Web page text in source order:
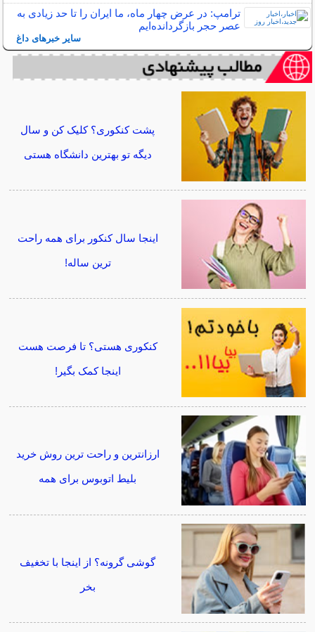
ترامپ: در عرض چهار ماه، ما ایران را تا حد زیادی به
عصر حجر بازگردانده‌ایم
سایر خبرهای داغ
پشت کنکوری؟ کلیک کن و سال
دیگه تو بهترین دانشگاه هستی
اینجا سال کنکور برای همه راحت
ترین ساله!
کنکوری هستی؟ تا فرصت هست
اینجا کمک بگیر!
ارزانترین و راحت ترین روش خرید
بلیط اتوبوس برای همه
گوشی گرونه؟ از اینجا با تخغیف
بخر